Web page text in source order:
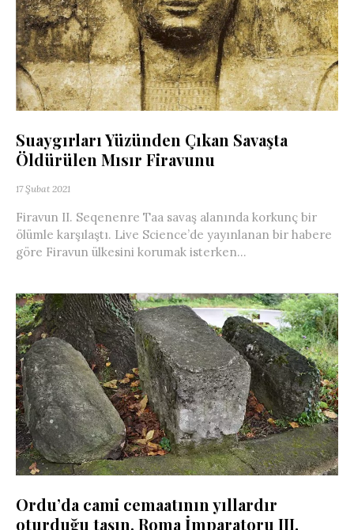
Suaygırları Yüzünden Çıkan Savaşta
Öldürülen Mısır Firavunu
17 Şubat 2021
Firavun II. Seqenenre Taa savaş alanında korkunç bir
ölümle karşılaştı. Live Science’de yayınlanan bir habere
göre Firavun ülkesini korumak isterken...
Ordu’da cami cemaatının yıllardır
oturduğu taşın, Roma İmparatoru III.